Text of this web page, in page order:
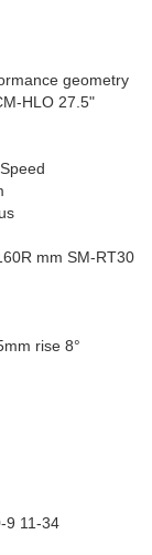
geometry
HLO 27.5"
mm SM-RT30
rise 8°
9 11-34